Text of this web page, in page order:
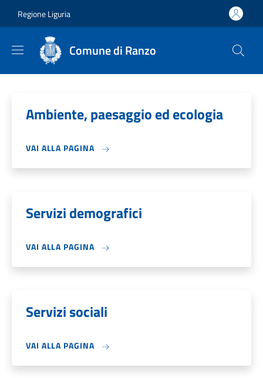
Regione Liguria
Comune di Ranzo
Ambiente, paesaggio ed ecologia
VAI ALLA PAGINA
Servizi demografici
VAI ALLA PAGINA
Servizi sociali
VAI ALLA PAGINA